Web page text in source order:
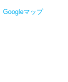
Googleマップ